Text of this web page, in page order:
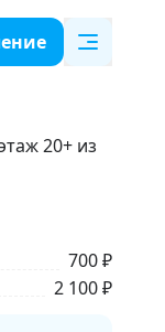
20+ из
700 ₽
2 100 ₽